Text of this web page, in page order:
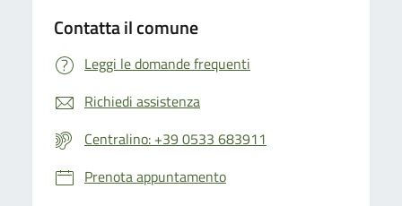
Contatta il comune
Leggi le domande frequenti
Richiedi assistenza
Centralino: +39 0533 683911
Prenota appuntamento